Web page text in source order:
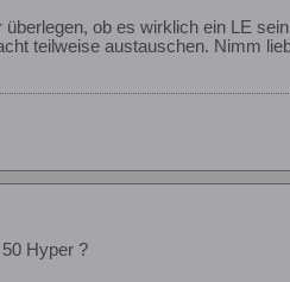
überlegen, ob es wirklich ein LE
teilweise austauschen. Nimm
Hyper ?